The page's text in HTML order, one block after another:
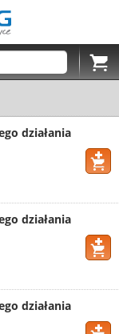
Cart
działania
działania
działania